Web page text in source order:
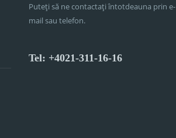
Puteți să ne contactați întotdeauna prin e-
mail sau telefon.
Tel: +4021-311-16-16